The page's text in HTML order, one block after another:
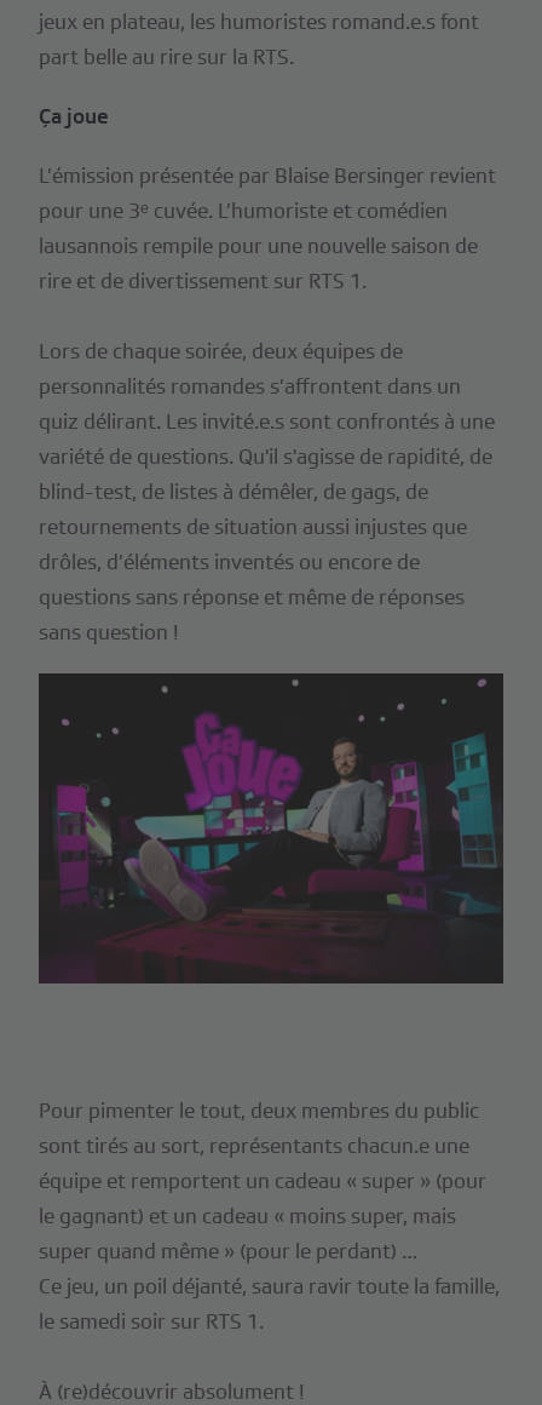
jeux en plateau, les humoristes romand.e.s font
part belle au rire sur la RTS.
Ça joue
L’émission présentée par Blaise Bersinger revient
pour une 3ᵉ cuvée. L’humoriste et comédien
lausannois rempile pour une nouvelle saison de
rire et de divertissement sur RTS 1.
Lors de chaque soirée, deux équipes de
personnalités romandes s’affrontent dans un
quiz délirant. Les invité.e.s sont confrontés à une
variété de questions. Qu'il s'agisse de rapidité, de
blind-test, de listes à démêler, de gags, de
retournements de situation aussi injustes que
drôles, d’éléments inventés ou encore de
questions sans réponse et même de réponses
sans question !
Pour pimenter le tout, deux membres du public
sont tirés au sort, représentants chacun.e une
équipe et remportent un cadeau « super » (pour
le gagnant) et un cadeau « moins super, mais
super quand même » (pour le perdant) …
Ce jeu, un poil déjanté, saura ravir toute la famille,
le samedi soir sur RTS 1.
À (re)découvrir absolument !